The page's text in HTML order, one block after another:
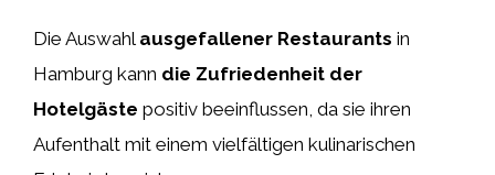
Die Auswahl ausgefallener Restaurants in
Hamburg kann die Zufriedenheit der
Hotelgäste positiv beeinflussen, da sie ihren
Aufenthalt mit einem vielfältigen kulinarischen